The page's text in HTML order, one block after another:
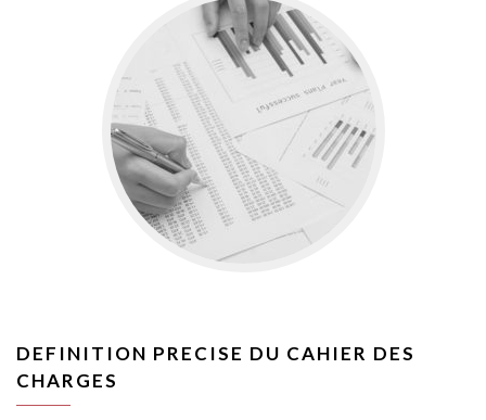
DEFINITION PRECISE DU CAHIER DES
CHARGES